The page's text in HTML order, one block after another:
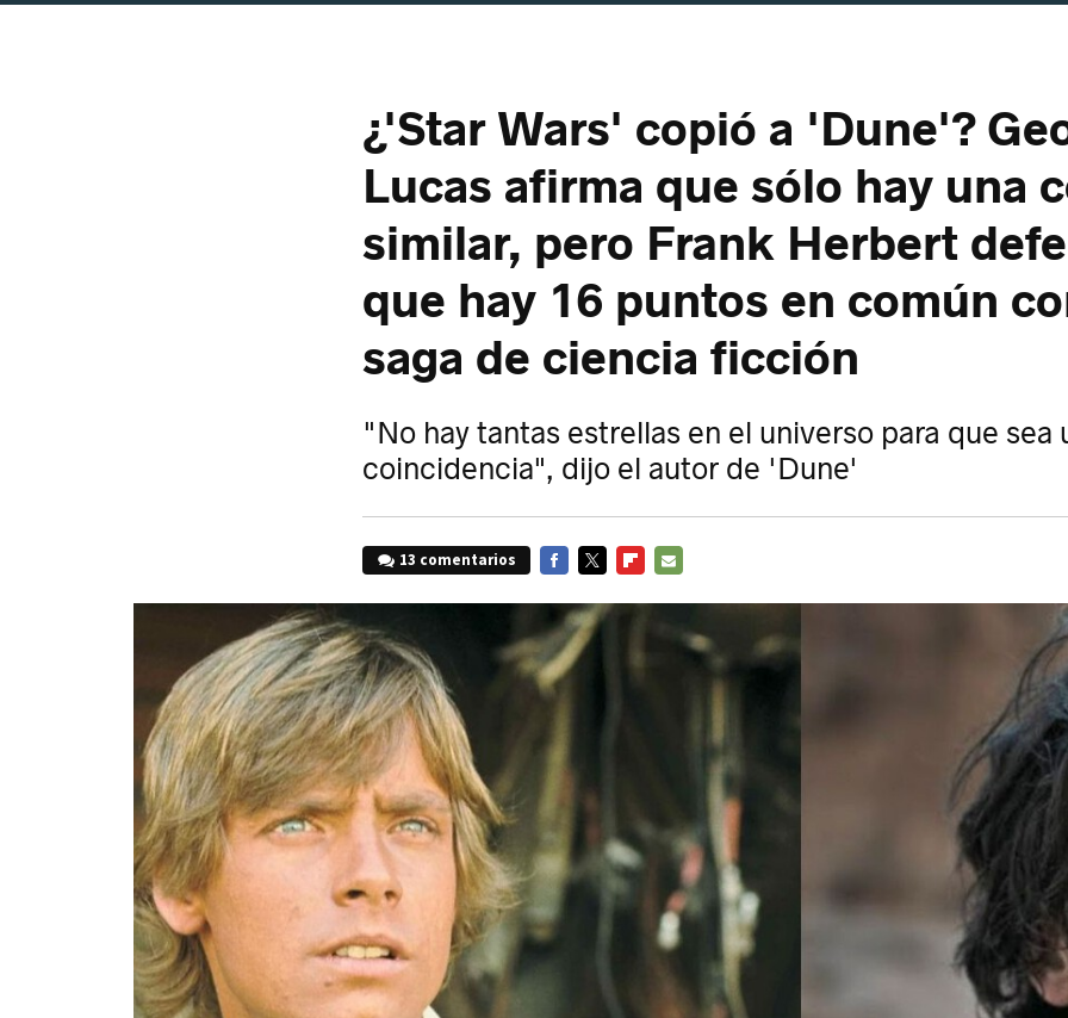
¿'Star Wars' copió a 'Dune'?
Lucas afirma que sólo hay una
similar, pero Frank Herbert
que hay 16 puntos en común
saga de ciencia ficción
"No hay tantas estrellas en el universo para que sea
coincidencia", dijo el autor de 'Dune'
13 comentarios